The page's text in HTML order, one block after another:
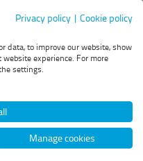
Privacy policy | Cookie policy
data, to improve our website, show
experience. For more
settings.
Manage cookies